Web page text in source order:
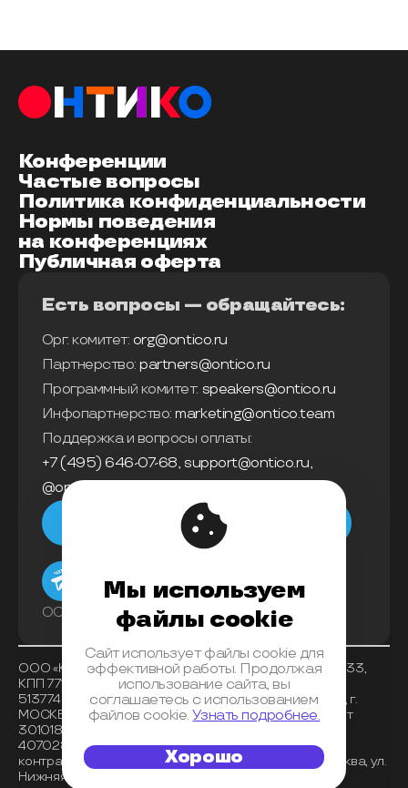
Конференции
Частые вопросы
Политика конфиденциальности
Нормы поведения
на конференциях
Публичная оферта
Есть вопросы — обращайтесь:
Орг. комитет: org@ontico.ru
Партнерство: partners@ontico.ru
Программный комитет: speakers@ontico.ru
Инфопартнерство: marketing@ontico.team
Поддержка и вопросы оплаты:
+7 (495) 646-07-68, support@ontico.ru,
@ontico_support
Мы в телеграм
ООО «Конференции Олега Бунина»
ООО «Конференции Олега Бунина», ИНН 7733863233,
КПП 771401001 , ОКВЭД 62.01, ОКПО 26117225, ОГРН
5137746153518, Банк получателя АО «АЛЬФА-БАНК», г.
МОСКВА, БИК 044525593, корреспондентский счет
30101810200000000593, расчетный счет
40702810202720001072 , место нахождения
контрагента (индекс, регион, город) 125040, г. Москва, ул.
Нижняя, д. 14, стр. 7, оф. 08.
Мы используем
файлы cookie
Сайт использует файлы cookie для
эффективной работы. Продолжая
использование сайта, вы
соглашаетесь с использованием
файлов cookie.Узнать подробнее.
Хорошо